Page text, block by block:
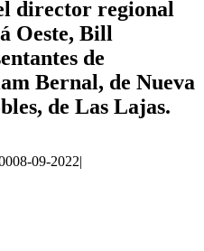
director regional
Oeste, Bill
de
Bernal, de Nueva
de Las Lajas.
08-09-2022|